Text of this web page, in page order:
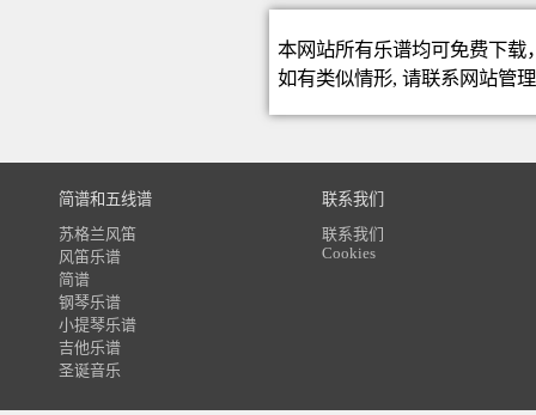
本网站所有乐谱均可免费下
如有类似情形, 请联系网站管
简谱和五线谱
苏格兰风笛
风笛乐谱
简谱
钢琴乐谱
小提琴乐谱
吉他乐谱
圣诞音乐
联系我们
联系我们
Cookies